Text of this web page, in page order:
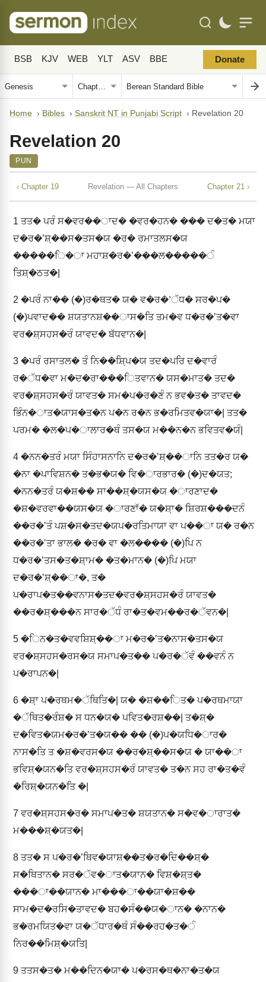
BSB KJV WEB YLT ASV BBE Donate
Home › Bibles › Sanskrit NT in Punjabi Script › Revelation 20
Revelation 20
PUN
‹ Chapter 19 Revelation — All Chapters Chapter 21 ›
1 ਤਤ� ਪਰੰ ਸ�ਵਰ��ਾਦ� �ਵਰ�ਹਨ� ��� ਦ�ਤ� ਮਯਾ
ਦ�ਰ�ʼਸ਼਼��ਸ�ਤਸ�ਯ �ਰ� ਰਮਾਤਲਸ�ਯ
�����ਿ�ਾ ਮਹਾਸ਼�ਰ�ʼ���ਲ�����ੰ
ਤਿਸ਼਼�ਠਤ�|
2 �ਪਰੰ ਨਾ�� (�)ਰ�ਥਤ� ਯ� ਵ�ਰ�ʼੱਧ� ਸਰ�ਪ�
(�)ਪਵਾਦ�� ਸ਼ਯਤਾਨਸ਼��ਾਸ�ਤਿ ਤਮ�ਵ ਧ�ਰ�ʼਤ�ਵਾ
ਵਰ�ਸ਼਼ਸਹਸ�ਰੰ ਯਾਵਦ� ਬੱਧਵਾਨ�|
3 �ਪਰੰ ਰਸਾਤਲ� ਤੰ ਨਿ��ਸ਼਼ਿਪ�ਯ ਤਦ�ਪਰਿ ਦ�ਵਾਰੰ
ਰ�ੱਧ�ਵਾ ਮ�ਦ�ਰਾ���ਿਤਵਾਨ� ਯਸ�ਮਾਤ� ਤਦ�
ਵਰ�ਸ਼਼ਸਹਸ�ਰੰ ਯਾਵਤ� ਸਮ�ਪ�ਰ�ਣੰ ਨ ਭਵ�ਤ� ਤਾਵਦ�
ਭਿੰਨ�ਾਤ�ਯਾਸ�ਤ�ਨ ਪ�ਨ ਰ�ਨ ਭ�ਰਮਿਤਵ�ਯਾ�| ਤਤ�
ਪਰਮ� �ਲ�ਪ�ਾਲਾਰ�ਥੰ ਤਸ�ਯ ਮ��ਨ�ਨ ਭਵਿਤਵ�ਯੰ|
4 �ਨਨ�ਤਰੰ ਮਯਾ ਸਿੰਹਾਸਨਾਨਿ ਦ�ਰ�ʼਸ਼਼��ਾਨਿ ਤਤ�ਰ ਯ�
�ਨਾ �ਪਾਵਿਸ਼ਨ� ਤ�ਭ�ਯ� ਵਿ�ਾਰਭਾਰ� (�)ਦ�ਯਤ;
�ਨਨ�ਤਰੰ ਯ�ਸ਼�� ਸਾ��ਸ਼਼�ਯਸ�ਯ �ਾਰਣਾਦ�
�ਸ਼�ਵਰਵਾ��ਯਸ�ਯ �ਾਰਣਾੱ� ਯ�ਸ਼਼ਾ� ਸ਼ਿਰਸ਼���ਦਨੰ
��ਰ�ʼਤੰ ਪਸ਼�ਸ�ਤਦ�ਯਪ�ਰਤਿਮਾਯਾ ਵਾ ਪ��ਾ ਯ� ਰ�ਨ
��ਰ�ʼਤਾ ਭਾਲ� �ਰ� ਵਾ �ਲ���� (�)ਪਿ ਨ
ਧ�ਰ�ʼਤਸ�ਤ�ਸ਼਼ਾਮ� �ਤ�ਮਾਨ� (�)ਪਿ ਮਯਾ
ਦ�ਰ�ʼਸ਼਼��ਾ�, ਤ�
ਪ�ਰਾਪ�ਤ��ਵਨਾਸ�ਤਦ�ਵਰ�ਸ਼਼ਸਹਸ�ਰੰ ਯਾਵਤ�
��ਰ�ਸ਼਼���ਨ ਸਾਰ�ੱਧੰ ਰਾ�ਤ�ਵਮ��ਰ�ੱਵਨ�|
5 �ਿਨ�ਤ�ਵਵਸ਼ਿਸ਼਼��ਾ ਮ�ਰ�ʼਤ�ਨਾਸ�ਤਸ�ਯ
ਵਰ�ਸ਼਼ਸਹਸ�ਰਸ�ਯ ਸਮਾਪ�ਤ�� ਪ�ਰ�ੱਵੰ ��ਵਨੰ ਨ
ਪ�ਰਾਪਨ�|
6 �ਸ਼਼ਾ ਪ�ਰਥਮ�ੱਥਿਤਿ�| ਯ� �ਸ਼��ਿਤ� ਪ�ਰਥਮਾਯਾ
�ੱਥਿਤ�ਰੰਸ਼� ਸ ਧਨ�ਯ� ਪਵਿਤ�ਰਸ਼��| ਤ�ਸ਼਼�
ਦ�ਵਿਤ�ਯਮ�ਰ�ʼਤ�ਯ�� �� (�)ਪ�ਯਧਿ�ਾਰ�
ਨਾਸ�ਤਿ ਤ �ਸ਼�ਵਰਸ�ਯ ��ਰ�ਸ਼਼��ਸ�ਯ � ਯਾ��ਾ
ਭਵਿਸ਼਼�ਯਨ�ਤਿ ਵਰ�ਸ਼਼ਸਹਸ�ਰੰ ਯਾਵਤ� ਤ�ਨ ਸਹ ਰਾ�ਤ�ਵੰ
�ਰਿਸ਼਼�ਯਨ�ਤਿ �|
7 ਵਰ�ਸ਼਼ਸਹਸ�ਰ� ਸਮਾਪ�ਤ� ਸ਼ਯਤਾਨ� ਸ�ਵ�ਾਰਾਤ�
ਮ���ਸ਼਼�ਯਤ�|
8 ਤਤ� ਸ ਪ�ਰ�ʼਥਿਵ�ਯਾਸ਼��ਤ�ਰ�ਦਿ��ਸ਼਼�
ਸ�ਥਿਤਾਨ� ਸਰ�ੱਵ�ਾਤ�ਯਾਨ� ਵਿਸ਼�ਸ਼਼ਤ�
���ਾ��ਯਾਨ� ਮਾ���ਾ��ਯਾ�ਸ਼��
ਸਾਮ�ਦ�ਰਸਿ�ਤਾਵਦ� ਬਹ�ਸੰ��ਯ�ਾਨ� �ਨਾਨ�
ਭ�ਰਮਯਿਤ�ਵਾ ਯ�ੱਧਾਰ�ਥੰ ਸੰ��ਰਹ�ਤ�ੰ
ਨਿਰ��ਮਿਸ਼਼�ਯਤਿ|
9 ਤਤਸ�ਤ� ਮ��ਦਿਨ�ਯਾ� ਪ�ਰਸ�ਥ�ਨਾ�ਤ�ਯ